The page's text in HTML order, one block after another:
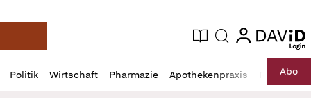
Deutsche Apotheker Zeitung
Aktuelle Ausgabe
Suche login
login
Politik Wirtschaft Pharmazie Apothekenpraxis RechtAbo
Profil
öffnen
Daz
Pur